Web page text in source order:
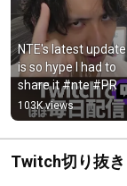
NTE's latest update
is so hype I had to
share it #nte #PR
103K views
Twitch切り抜き